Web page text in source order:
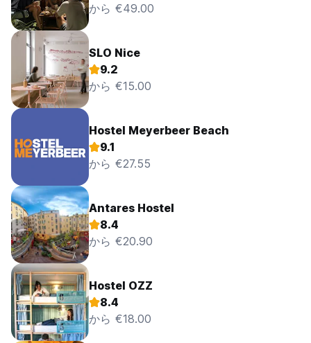
から €49.00
SLO Nice
9.2
から €15.00
Hostel Meyerbeer Beach
9.1
から €27.55
Antares Hostel
8.4
から €20.90
Hostel OZZ
8.4
から €18.00